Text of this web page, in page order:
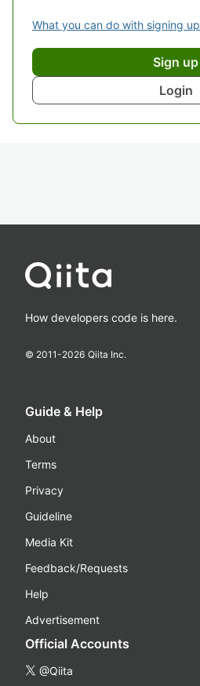
What you can do with signing up
Sign up
Login
How developers code is here.
© 2011-2026 Qiita Inc.
Guide & Help
About
Terms
Privacy
Guideline
Media Kit
Feedback/Requests
Help
Advertisement
Official Accounts
@Qiita